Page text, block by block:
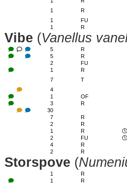
1
R
1
FU
1
R
Vibe (Vanellus
5 R
5
R
2
FU
1
R
7
T
4
1
OF
3
R
30
7
R
2
R
1
R
2
FU
4
R
2
R
Storspove (
1 R
1
R